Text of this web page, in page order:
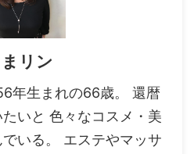
まリン
年生まれの66歳。 還暦
いと 色々なコスメ・美
いる。 エステやマッサ